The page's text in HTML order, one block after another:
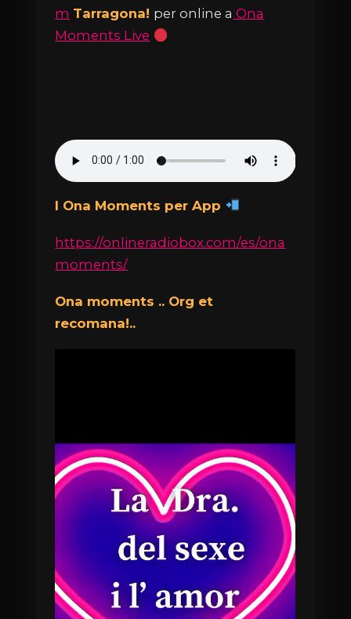
m Tarragona! per online a Ona
Moments Live
I Ona Moments per App
https://onlineradiobox.com/es/ona
moments/
Ona moments .. Org et
recomana!..